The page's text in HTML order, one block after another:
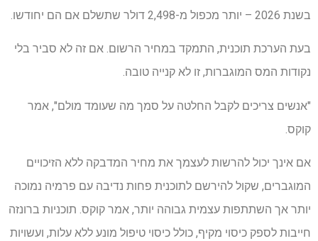
בשנת 2026 – יותר מכפול מ-2,498 דולר שתשלם אם הם יחודשו.
בעת הערכת תוכנית, התמקד במחיר הרשום. אם זה לא סביר בלי
נקודות המס המוגברות, זו לא קנייה טובה.
"אנשים צריכים לקבל החלטה על סמך מה שעומד מולם", אמר
קוקס.
אם אינך יכול להרשות לעצמך את מחיר המדבקה ללא הזיכויים
המוגברים, שקול להירשם לתוכנית פחות נדיבה עם פרמיה נמוכה
יותר אך השתתפות עצמית גבוהה יותר, אמר קוקס. תוכניות ברונזה
חייבות לספק כיסוי מקיף, כולל כיסוי טיפול מונע ללא עלות, ועשויות